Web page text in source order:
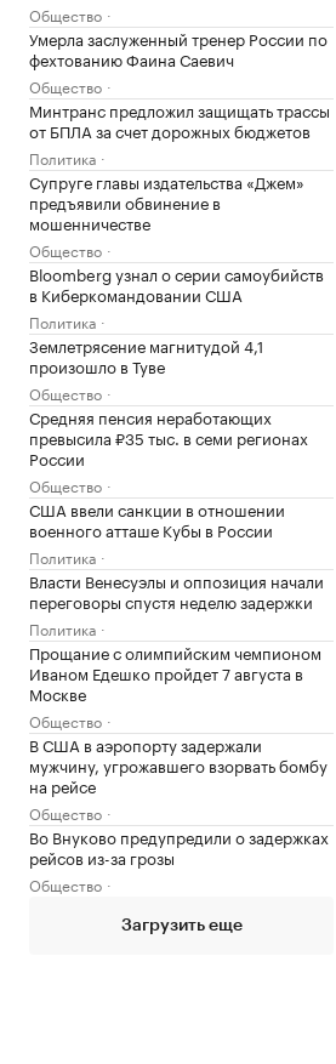
Общество
Умерла заслуженный тренер России по
фехтованию Фаина Саевич
Общество
Минтранс предложил защищать трассы
от БПЛА за счет дорожных бюджетов
Политика
Супруге главы издательства «Джем»
предъявили обвинение в
мошенничестве
Общество
Bloomberg узнал о серии самоубийств
в Киберкомандовании США
Политика
Землетрясение магнитудой 4,1
произошло в Туве
Общество
Средняя пенсия неработающих
превысила ₽35 тыс. в семи регионах
России
Общество
США ввели санкции в отношении
военного атташе Кубы в России
Политика
Власти Венесуэлы и оппозиция начали
переговоры спустя неделю задержки
Политика
Прощание с олимпийским чемпионом
Иваном Едешко пройдет 7 августа в
Москве
Общество
В США в аэропорту задержали
мужчину, угрожавшего взорвать бомбу
на рейсе
Общество
Во Внуково предупредили о задержках
рейсов из-за грозы
Общество
Загрузить еще